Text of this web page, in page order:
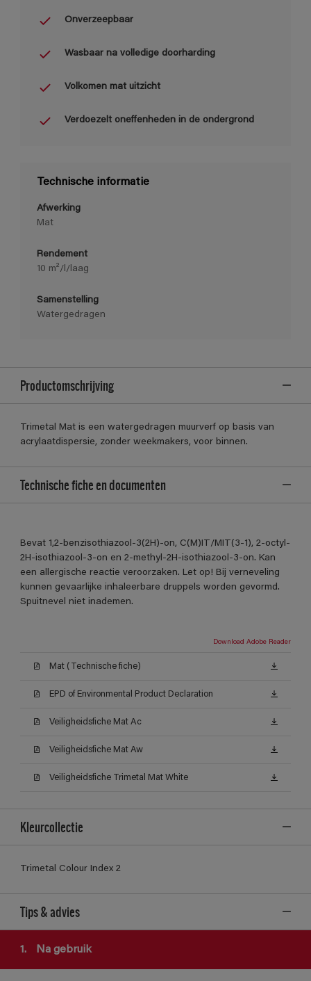
Onverzeepbaar
Wasbaar na volledige doorharding
Volkomen mat uitzicht
Verdoezelt oneffenheden in de ondergrond
Technische informatie
Afwerking
Mat
Rendement
10 m²/l/laag
Samenstelling
Watergedragen
Productomschrijving
Trimetal Mat is een watergedragen muurverf op basis van
acrylaatdispersie, zonder weekmakers, voor binnen.
Technische fiche en documenten
Bevat 1,2-benzisothiazool-3(2H)-on, C(M)IT/MIT(3-1), 2-octyl-
2H-isothiazool-3-on en 2-methyl-2H-isothiazool-3-on. Kan
een allergische reactie veroorzaken. Let op! Bij verneveling
kunnen gevaarlijke inhaleerbare druppels worden gevormd.
Spuitnevel niet inademen.
Download Adobe Reader
Mat (Technische fiche)
EPD of Environmental Product Declaration
Veiligheidsfiche Mat Ac
Veiligheidsfiche Mat Aw
Veiligheidsfiche Trimetal Mat White
Kleurcollectie
Trimetal Colour Index 2
Tips & advies
1. Na gebruik